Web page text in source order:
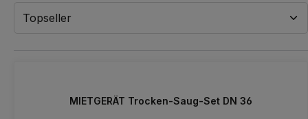
MIETGERÄT Trocken-Saug-Set DN 36